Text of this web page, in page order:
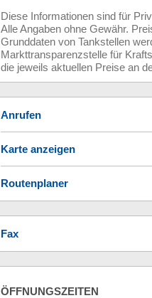
Diese Informationen sind für
Alle Angaben ohne Gewähr.
Grunddaten von Tankstellen
Markttransparenzstelle für
die jeweils aktuellen Preise an
Anrufen
Karte anzeigen
Routenplaner
Fax
ÖFFNUNGSZEITEN